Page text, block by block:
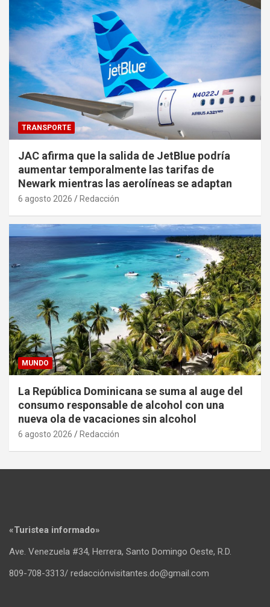
TRANSPORTE
JAC afirma que la salida de JetBlue podría
aumentar temporalmente las tarifas de
Newark mientras las aerolíneas se adaptan
6 agosto 2026 Redacción
MUNDO
La República Dominicana se suma al auge del
consumo responsable de alcohol con una
nueva ola de vacaciones sin alcohol
6 agosto 2026 Redacción
«Turistea informado»
Ave. Venezuela #34, Herrera, Santo Domingo Oeste, R.D.
809-708-3313/ redacciónvisitantes.do@gmail.com